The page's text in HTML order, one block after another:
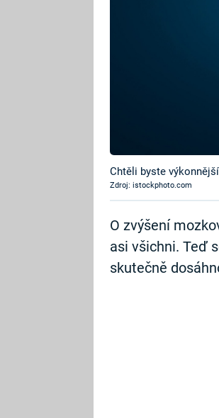
Chtěli byste
Zdroj: istockphoto.com
O zvýšení
asi všichni. Teď
skutečně